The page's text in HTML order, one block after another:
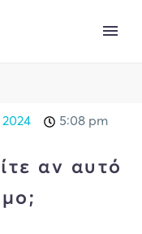
5:08 pm
αν αυτό